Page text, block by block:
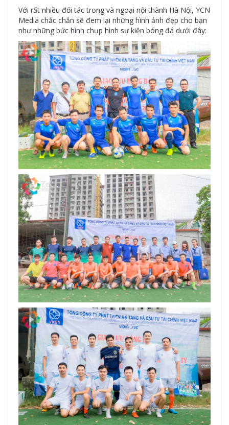
Với rất nhiều đối tác trong và ngoại nội thành Hà Nội, YCN
Media chắc chắn sẽ đem lại những hình ảnh đẹp cho bạn
như những bức hình chụp hình sự kiện bóng đá dưới đây: